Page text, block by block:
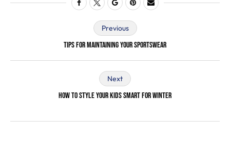
Previous
Tips For Maintaining Your Sportswear
Next
How To Style Your Kids Smart For Winter